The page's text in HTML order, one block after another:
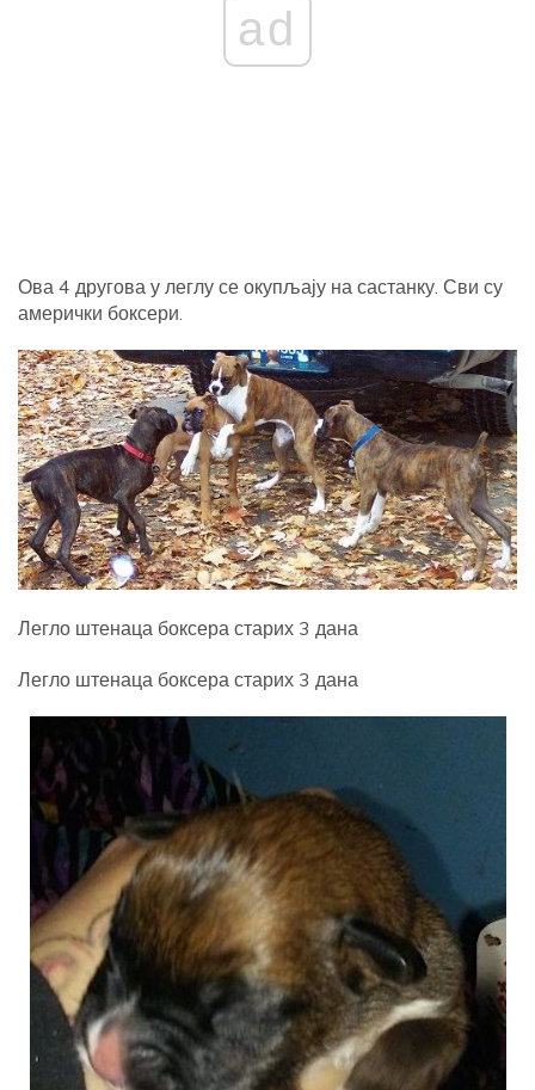
ad
Ова 4 другова у леглу се окупљају на састанку. Сви су
амерички боксери.
Легло штенаца боксера старих 3 дана
Легло штенаца боксера старих 3 дана